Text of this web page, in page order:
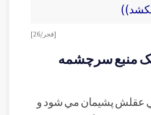
[فجر/ 26]
منبع سرچشمه
عقلش پشيمان مي شود و